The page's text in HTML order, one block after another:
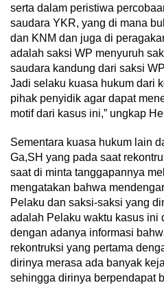
serta dalam peristiwa
saudara YKR, yang di mana
dan KNM dan juga di
adalah saksi WP menyuruh
saudara kandung dari saksi
Jadi selaku kuasa hukum dari
pihak penyidik agar dapat
motif dari kasus ini,” ungkap
Sementara kuasa hukum lain
Ga,SH yang pada saat
saat di minta tanggapannya
mengatakan bahwa
Pelaku dan saksi-saksi yang
adalah Pelaku waktu kasus ini
dengan adanya informasi
rekontruksi yang pertama
dirinya merasa ada banyak
sehingga dirinya berpendapat